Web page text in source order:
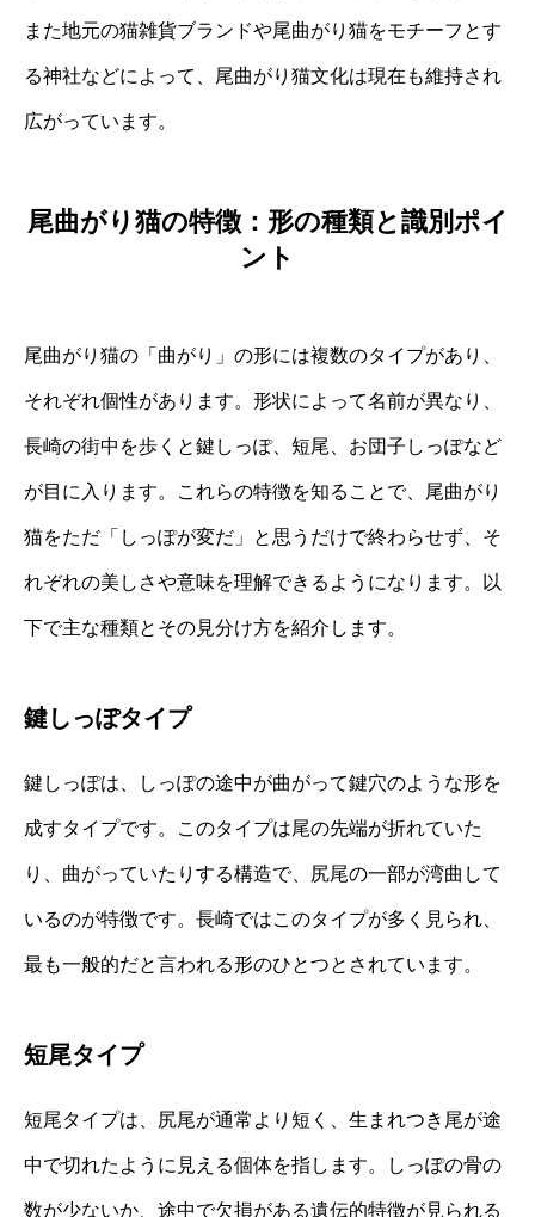
また地元の猫雑貨ブランドや尾曲がり猫をモチーフとす
る神社などによって、尾曲がり猫文化は現在も維持され
広がっています。
尾曲がり猫の特徴：形の種類と識別ポイ
ント
尾曲がり猫の「曲がり」の形には複数のタイプがあり、
それぞれ個性があります。形状によって名前が異なり、
長崎の街中を歩くと鍵しっぽ、短尾、お団子しっぽなど
が目に入ります。これらの特徴を知ることで、尾曲がり
猫をただ「しっぽが変だ」と思うだけで終わらせず、そ
れぞれの美しさや意味を理解できるようになります。以
下で主な種類とその見分け方を紹介します。
鍵しっぽタイプ
鍵しっぽは、しっぽの途中が曲がって鍵穴のような形を
成すタイプです。このタイプは尾の先端が折れていた
り、曲がっていたりする構造で、尻尾の一部が湾曲して
いるのが特徴です。長崎ではこのタイプが多く見られ、
最も一般的だと言われる形のひとつとされています。
短尾タイプ
短尾タイプは、尻尾が通常より短く、生まれつき尾が途
中で切れたように見える個体を指します。しっぽの骨の
数が少ないか、途中で欠損がある遺伝的特徴が見られる